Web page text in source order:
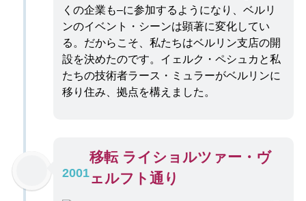
くの企業も–に参加するようになり、ベルリ
ンのイベント・シーンは顕著に変化してい
る。だからこそ、私たちはベルリン支店の開
設を決めたのです。イェルク・ペシュカと私
たちの技術者ラース・ミュラーがベルリンに
移り住み、拠点を構えました。
2001
移転 ライショルツァー・ヴ
ェルフト通り